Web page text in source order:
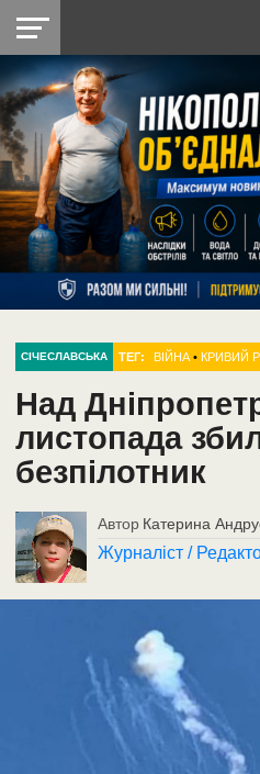
НІКОПОЛЬ
РАЙОН
СІЧЕСЛАВСЬКА
УКРАЇНА
РЕТРО
НІКОПОЛЬ
ЛАЙТ
УКРАЇНА
ДОПОМОГА
РАДІО
СІЧЕСЛАВСЬКА ТЕГ: ВІЙНА •КРИВИЙ
Над
листопада
безпілотник
Автор Катерина
Журналіст /